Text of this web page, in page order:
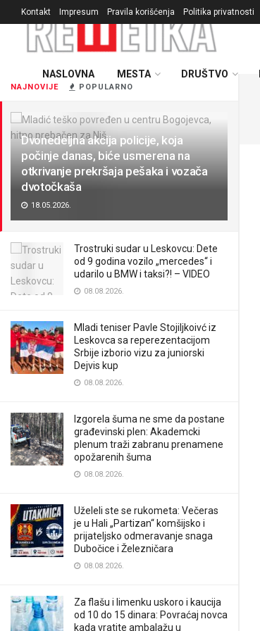
NAJNOVIJE POPULARNO
Dvonedeljna akcija policije, koja
počinje danas, biće usmerena na
otkrivanje prekršaja pešaka i vozača
dvotočkaša
18.05.2026.
Trostruki sudar u Leskovcu: Dete
od 9 godina vozilo „mercedes“ i
udarilo u BMW i taksi?! – VIDEO
08.08.2026.
Mladi teniser Pavle Stojiljkoivć iz
Leskovca sa reperezentacijom
Srbije izborio vizu za juniorski
Dejvis kup
08.08.2026.
Izgorela šuma ne sme da postane
građevinski plen: Akademcki
plenum traži zabranu prenamene
opožarenih šuma
08.08.2026.
Uželeli ste se rukometa: Večeras
je u Hali „Partizan“ komšijsko i
prijateljsko odmeravanje snaga
Dubočice i Železničara
08.08.2026.
Za flašu i limenku uskoro i kaucija
od 10 do 15 dinara: Povraćaj novca
kada vratite ambalažu u
Kontakt Impresum Pravila korišćenja Politika privatnosti
NASLOVNA MESTA DRUŠTVO